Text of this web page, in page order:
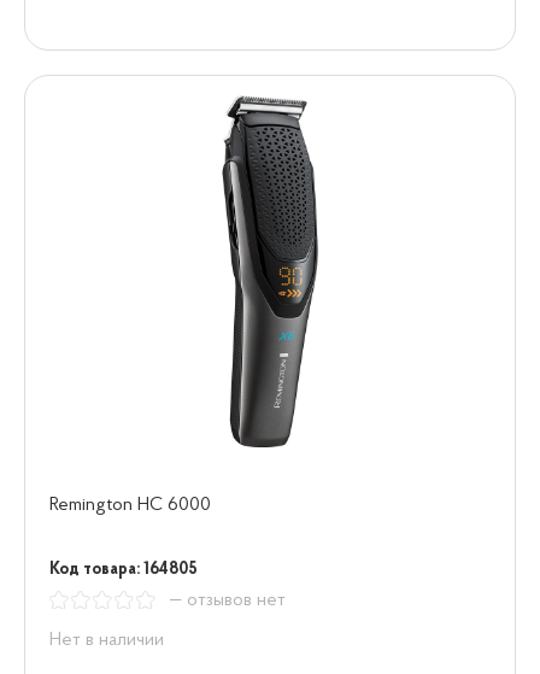
Remington HC 6000
Код товара: 164805
— отзывов нет
Нет в наличии